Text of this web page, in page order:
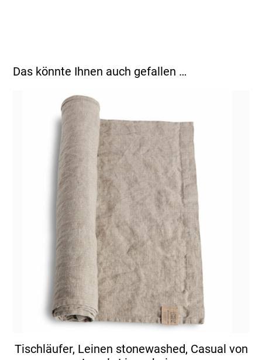
Das könnte Ihnen auch gefallen …
Tischläufer, Leinen stonewashed, Casual von